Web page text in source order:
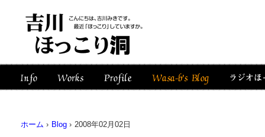
ホーム › Blog › 2008年02月02日